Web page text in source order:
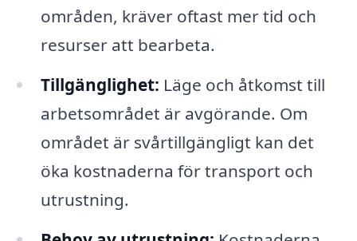
områden, kräver oftast mer tid och
resurser att bearbeta.
Tillgänglighet: Läge och åtkomst till
arbetsområdet är avgörande. Om
området är svårtillgängligt kan det
öka kostnaderna för transport och
utrustning.